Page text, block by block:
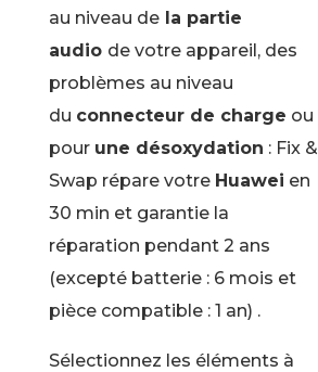
au niveau dela partie
audio de votre appareil, des
problèmes au niveau
du connecteur de charge ou
pour une désoxydation : Fix &
Swap répare votre Huawei en
30 min et garantie la
réparation pendant 2 ans
(excepté batterie : 6 mois et
pièce compatible : 1 an) .
Sélectionnez les éléments à